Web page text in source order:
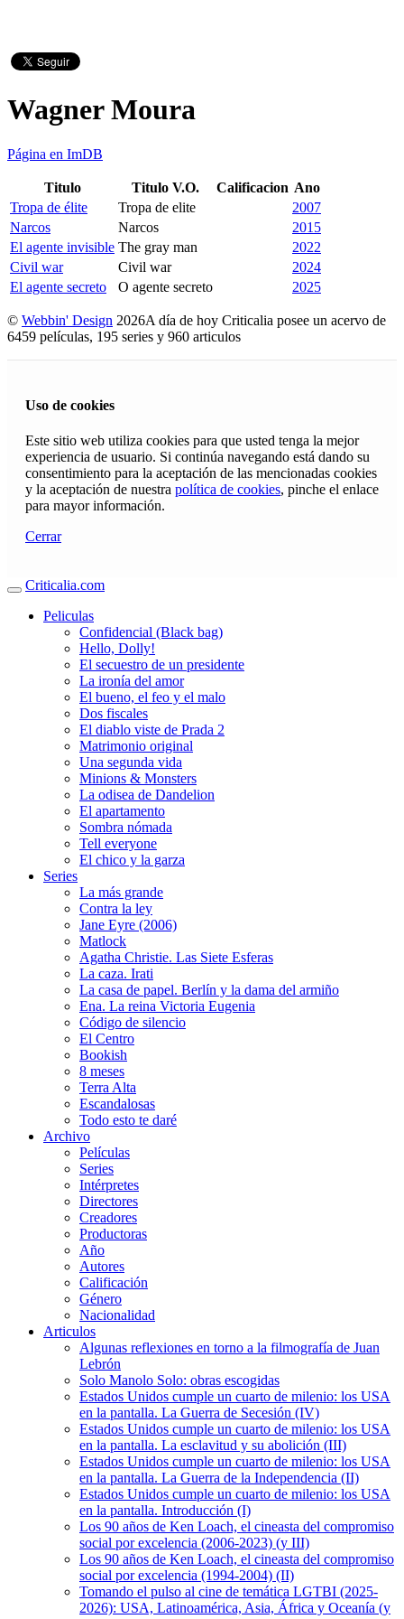
Wagner Moura
Página en ImDB
Titulo Titulo V.O. Calificacion Ano
Tropa de élite
Tropa de elite
2007
Narcos
Narcos
2015
El agente invisible The gray man
2022
Civil war
Civil war
2024
El agente secreto
O agente secreto 2025
© Webbin' Design 2026A día de hoy Criticalia posee un acervo de
6459 películas, 195 series y 960 articulos
Uso de cookies
Este sitio web utiliza cookies para que usted tenga la mejor
experiencia de usuario. Si continúa navegando está dando su
consentimiento para la aceptación de las mencionadas cookies
y la aceptación de nuestra política de cookies, pinche el enlace
para mayor información.
Cerrar
Criticalia.com
Peliculas
Confidencial (Black bag)
Hello, Dolly!
El secuestro de un presidente
La ironía del amor
El bueno, el feo y el malo
Dos fiscales
El diablo viste de Prada 2
Matrimonio original
Una segunda vida
Minions & Monsters
La odisea de Dandelion
El apartamento
Sombra nómada
Tell everyone
El chico y la garza
Series
La más grande
Contra la ley
Jane Eyre (2006)
Matlock
Agatha Christie. Las Siete Esferas
La caza. Irati
La casa de papel. Berlín y la dama del armiño
Ena. La reina Victoria Eugenia
Código de silencio
El Centro
Bookish
8 meses
Terra Alta
Escandalosas
Todo esto te daré
Archivo
Películas
Series
Intérpretes
Directores
Creadores
Productoras
Año
Autores
Calificación
Género
Nacionalidad
Articulos
Algunas reflexiones en torno a la filmografía de Juan
Lebrón
Solo Manolo Solo: obras escogidas
Estados Unidos cumple un cuarto de milenio: los USA
en la pantalla. La Guerra de Secesión (IV)
Estados Unidos cumple un cuarto de milenio: los USA
en la pantalla. La esclavitud y su abolición (III)
Estados Unidos cumple un cuarto de milenio: los USA
en la pantalla. La Guerra de la Independencia (II)
Estados Unidos cumple un cuarto de milenio: los USA
en la pantalla. Introducción (I)
Los 90 años de Ken Loach, el cineasta del compromiso
social por excelencia (2006-2023) (y III)
Los 90 años de Ken Loach, el cineasta del compromiso
social por excelencia (1994-2004) (II)
Tomando el pulso al cine de temática LGTBI (2025-
2026): USA, Latinoamérica, Asia, África y Oceanía (y